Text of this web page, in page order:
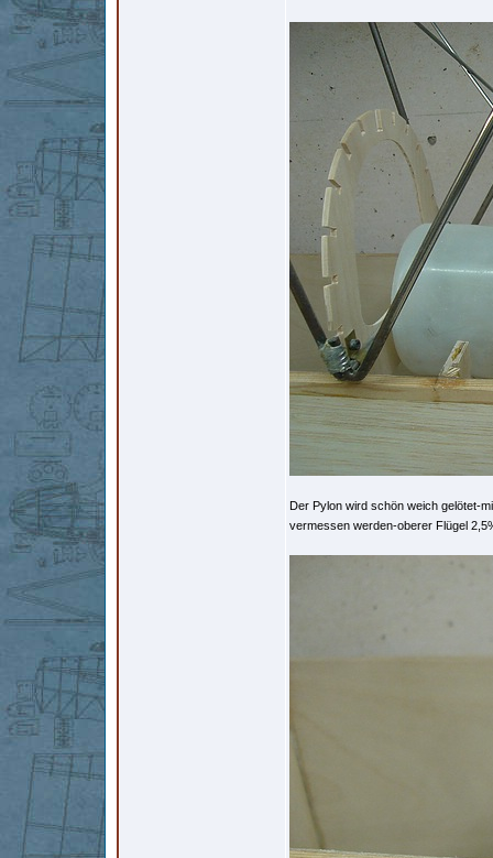
Der Pylon wird schön weich gelötet-
vermessen werden-oberer Flügel